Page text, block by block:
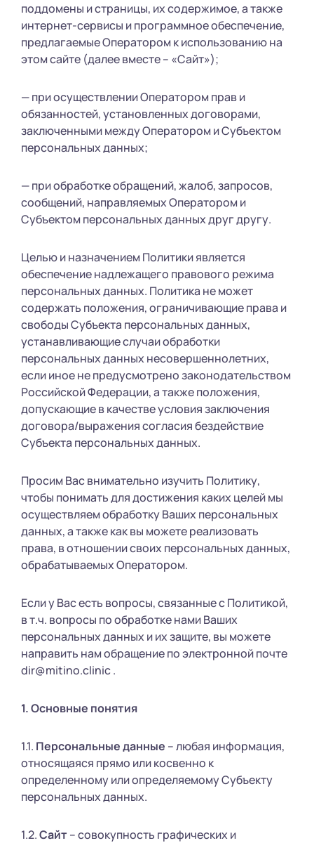
поддомены и страницы, их содержимое, а также
интернет-сервисы и программное обеспечение,
предлагаемые Оператором к использованию на
этом сайте (далее вместе – «Сайт»);
— при осуществлении Оператором прав и
обязанностей, установленных договорами,
заключенными между Оператором и Субъектом
персональных данных;
— при обработке обращений, жалоб, запросов,
сообщений, направляемых Оператором и
Субъектом персональных данных друг другу.
Целью и назначением Политики является
обеспечение надлежащего правового режима
персональных данных. Политика не может
содержать положения, ограничивающие права и
свободы Субъекта персональных данных,
устанавливающие случаи обработки
персональных данных несовершеннолетних,
если иное не предусмотрено законодательством
Российской Федерации, а также положения,
допускающие в качестве условия заключения
договора/выражения согласия бездействие
Субъекта персональных данных.
Просим Вас внимательно изучить Политику,
чтобы понимать для достижения каких целей мы
осуществляем обработку Ваших персональных
данных, а также как вы можете реализовать
права, в отношении своих персональных данных,
обрабатываемых Оператором.
Если у Вас есть вопросы, связанные с Политикой,
в т.ч. вопросы по обработке нами Ваших
персональных данных и их защите, вы можете
направить нам обращение по электронной почте
dir@mitino.clinic .
1. Основные понятия
1.1. Персональные данные – любая информация,
относящаяся прямо или косвенно к
определенному или определяемому Субъекту
персональных данных.
1.2.Сайт – совокупность графических и